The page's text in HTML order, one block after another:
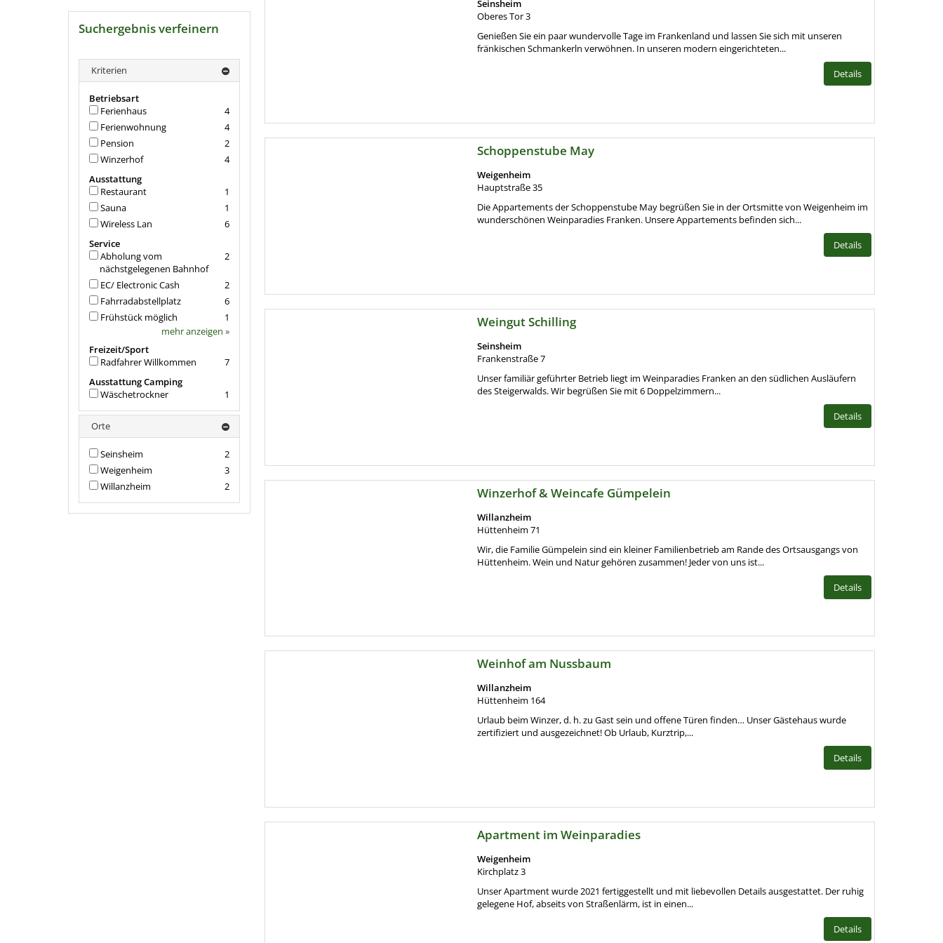
Seinsheim
Oberes Tor 3
Genießen Sie ein paar wundervolle Tage im Frankenland und lassen Sie sich mit unseren
fränkischen Schmankerln verwöhnen. In unseren modern eingerichteten...
Details
Schoppenstube May
Weigenheim
Hauptstraße 35
Die Appartements der Schoppenstube May begrüßen Sie in der Ortsmitte von Weigenheim im
wunderschönen Weinparadies Franken. Unsere Appartements befinden sich...
Details
Weingut Schilling
Seinsheim
Frankenstraße 7
Unser familiär geführter Betrieb liegt im Weinparadies Franken an den südlichen Ausläufern
des Steigerwalds. Wir begrüßen Sie mit 6 Doppelzimmern...
Details
Winzerhof & Weincafe Gümpelein
Willanzheim
Hüttenheim 71
Wir, die Familie Gümpelein sind ein kleiner Familienbetrieb am Rande des Ortsausgangs von
Hüttenheim. Wein und Natur gehören zusammen! Jeder von uns ist...
Details
Weinhof am Nussbaum
Willanzheim
Hüttenheim 164
Urlaub beim Winzer, d. h. zu Gast sein und offene Türen finden… Unser Gästehaus wurde
zertifiziert und ausgezeichnet! Ob Urlaub, Kurztrip,...
Details
Apartment im Weinparadies
Weigenheim
Kirchplatz 3
Unser Apartment wurde 2021 fertiggestellt und mit liebevollen Details ausgestattet. Der ruhig
gelegene Hof, abseits von Straßenlärm, ist in einen...
Details
Suchergebnis verfeinern
Kriterien
Betriebsart
4
Ferienhaus
4
Ferienwohnung
2
Pension
4
Winzerhof
Ausstattung
1
Restaurant
1
Sauna
6
Wireless Lan
Service
2
Abholung vom
nächstgelegenen Bahnhof
2
EC/ Electronic Cash
6
Fahrradabstellplatz
1
Frühstück möglich
mehr anzeigen »
Freizeit/Sport
7
Radfahrer Willkommen
Ausstattung Camping
1
Wäschetrockner
Orte
2
Seinsheim
3
Weigenheim
2
Willanzheim